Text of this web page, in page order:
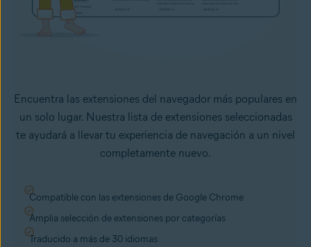
Encuentra las extensiones del navegador más populares en
un solo lugar. Nuestra lista de extensiones seleccionadas
te ayudará a llevar tu experiencia de navegación a un nivel
completamente nuevo.
Compatible con las extensiones de Google Chrome
Amplia selección de extensiones por categorías
Traducido a más de 30 idiomas